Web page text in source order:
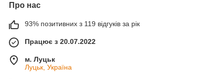
Про нас
93% позитивних з 119 відгуків за рік
Працює з 20.07.2022
м. Луцьк
Луцьк, Україна